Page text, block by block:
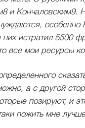
и
особенно
истратил 5500
все мои ресурсы
а с другой
позируют, и
пожить мне